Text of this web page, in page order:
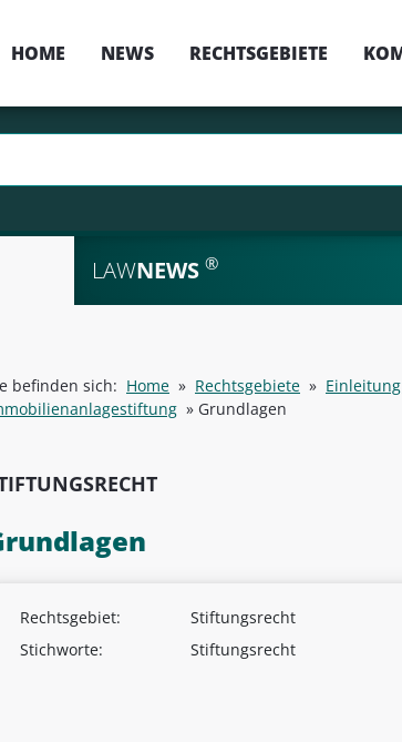
HOME NEWS RECHTSGEBIETE
LAWNEWS ®
befinden sich: Home » Rechtsgebiete »
» Grundlagen
Rechtsgebiet:
Stiftungsrecht
Stichworte:
Stiftungsrecht